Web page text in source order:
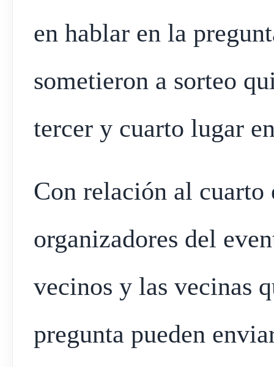
en hablar en la
sometieron a sorteo
tercer y cuarto lugar
Con relación al cuarto
organizadores del
vecinos y las vecinas
pregunta pueden